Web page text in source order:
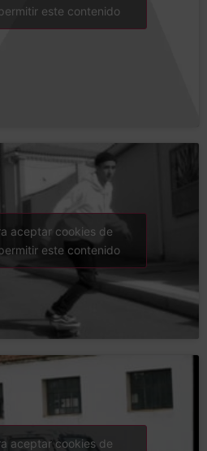
este contenido
aceptar cookies de
este contenido
aceptar cookies de